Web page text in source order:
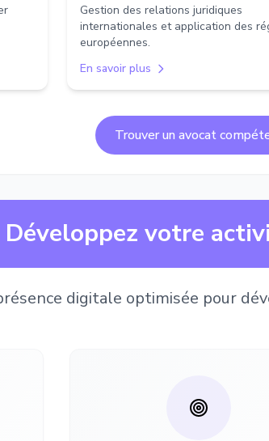
Gestion des relations juridiques
internationales et application des
européennes.
En savoir plus
Trouver un avocat
Développez votre
digitale optimisée pour